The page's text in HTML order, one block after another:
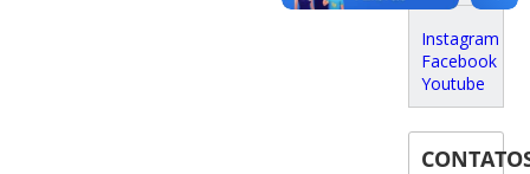
Instagram
Facebook
Youtube